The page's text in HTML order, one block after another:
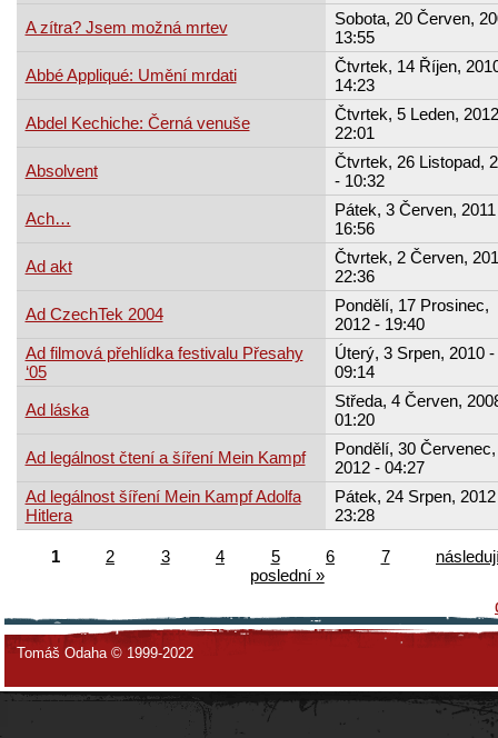
A zítra? Jsem možná mrtev
Sobota, 20 Červen,
13:55
Abbé Appliqué: Umění mrdati
Čtvrtek, 14 Říjen,
14:23
Abdel Kechiche: Černá venuše
Čtvrtek, 5 Leden,
22:01
Absolvent
Čtvrtek, 26 Listopad,
- 10:32
Ach…
Pátek, 3 Červen,
16:56
Ad akt
Čtvrtek, 2 Červen,
22:36
Ad CzechTek 2004
Pondělí, 17 Prosinec,
2012 - 19:40
Ad filmová přehlídka festivalu Přesahy
‘05
Úterý, 3 Srpen, 2010 -
09:14
Ad láska
Středa, 4 Červen,
01:20
Ad legálnost čtení a šíření Mein Kampf
Pondělí, 30 Červenec,
2012 - 04:27
Ad legálnost šíření Mein Kampf Adolfa
Hitlera
Pátek, 24 Srpen,
23:28
1 2 3 4 5 6 7
poslední »
Tomáš Odaha © 1999-2022